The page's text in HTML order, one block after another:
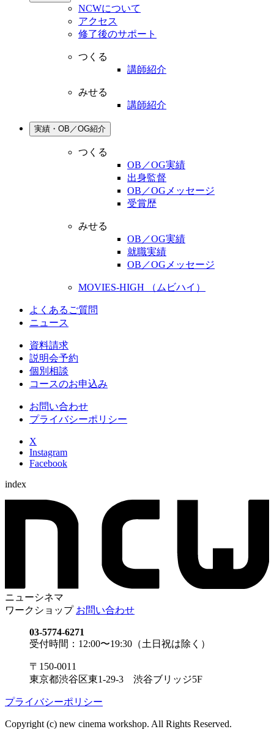
NCWについて
アクセス
修了後のサポート
つくる
講師紹介
みせる
講師紹介
実績・OB／OG紹介
つくる
OB／OG実績
出身監督
OB／OGメッセージ
受賞歴
みせる
OB／OG実績
就職実績
OB／OGメッセージ
MOVIES-HIGH （ムビハイ）
よくあるご質問
ニュース
資料請求
説明会予約
個別相談
コースのお申込み
お問い合わせ
プライバシーポリシー
X
Instagram
Facebook
index
ニューシネマ
ワークショップ お問い合わせ
03-5774-6271
受付時間：12:00〜19:30（土日祝は除く）
〒150-0011
東京都渋谷区東1-29-3 渋谷ブリッジ5F
プライバシーポリシー
Copyright (c) new cinema workshop. All Rights Reserved.